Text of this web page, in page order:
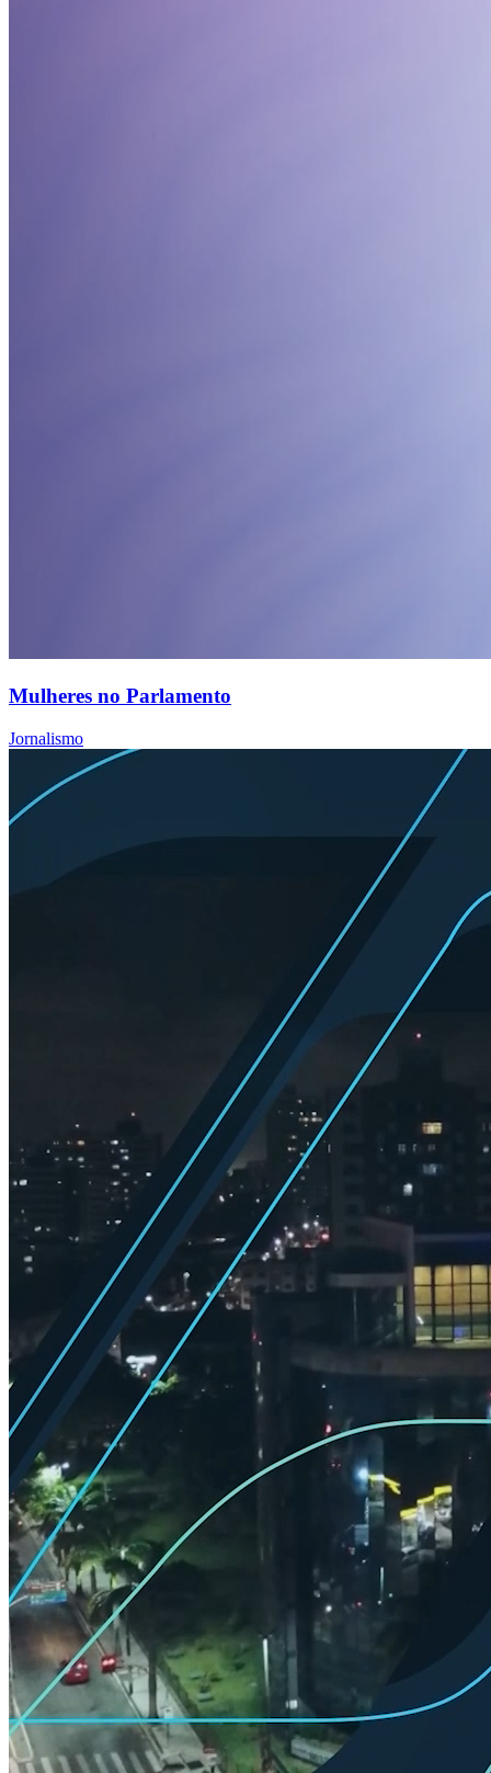
Mulheres no Parlamento
Jornalismo